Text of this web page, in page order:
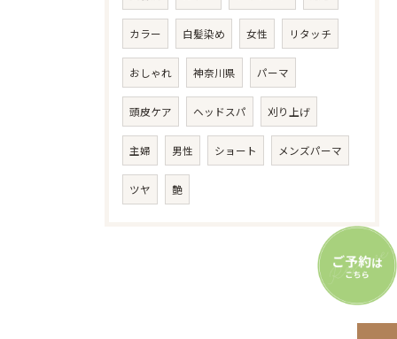
カラー 白髪染め 女性 リタッチ
おしゃれ 神奈川県 パーマ
頭皮ケア ヘッドスパ 刈り上げ
主婦 男性 ショート メンズパーマ
ツヤ 艶